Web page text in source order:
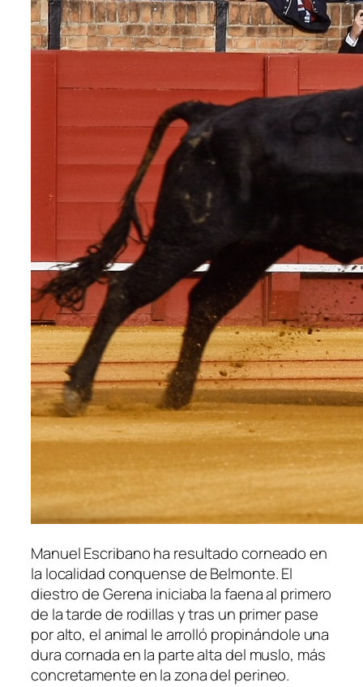
Manuel Escribano ha resultado corneado en
la localidad conquense de Belmonte. El
diestro de Gerena iniciaba la faena al primero
de la tarde de rodillas y tras un primer pase
por alto, el animal le arrolló propinándole una
dura cornada en la parte alta del muslo, más
concretamente en la zona del perineo.